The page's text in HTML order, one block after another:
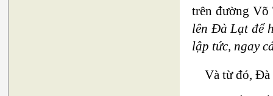
trên đường Võ
lên Đà Lạt để
lập tức, ngay
Và từ đó, Đà